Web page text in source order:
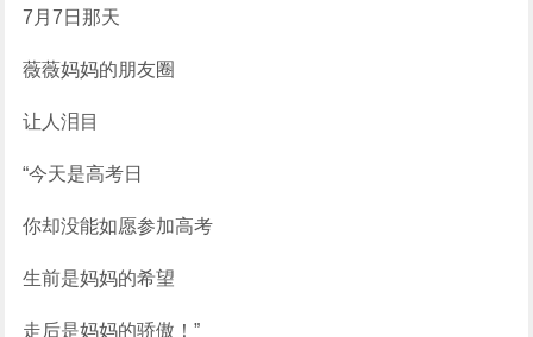
7月7日那天
薇薇妈妈的朋友圈
让人泪目
“今天是高考日
你却没能如愿参加高考
生前是妈妈的希望
走后是妈妈的骄傲！”